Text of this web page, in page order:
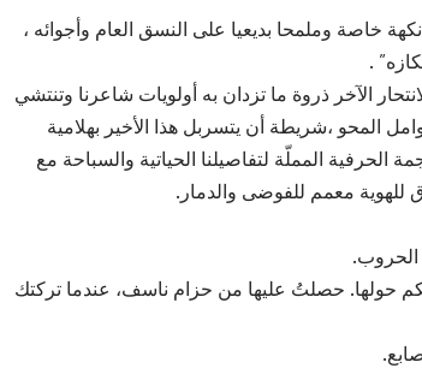
خاصة وملمحا بديعيا على النسق العام وأجوائه ،
.
الآخر ذروة ما تزدان به أولويات شاعرنا وتنتشي
المحو ،شريطة أن يتسربل هذا الأخير بهلامية
الحرفية المملّة لتفاصيلنا الحياتية والسباحة مع
معمم للفوضى والدمار.
حولها. حصلتُ عليها من حزام ناسف، عندما تركتك